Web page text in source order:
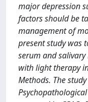
major depression
factors should be
management of
present study was
serum and
with light therapy
Methods. The